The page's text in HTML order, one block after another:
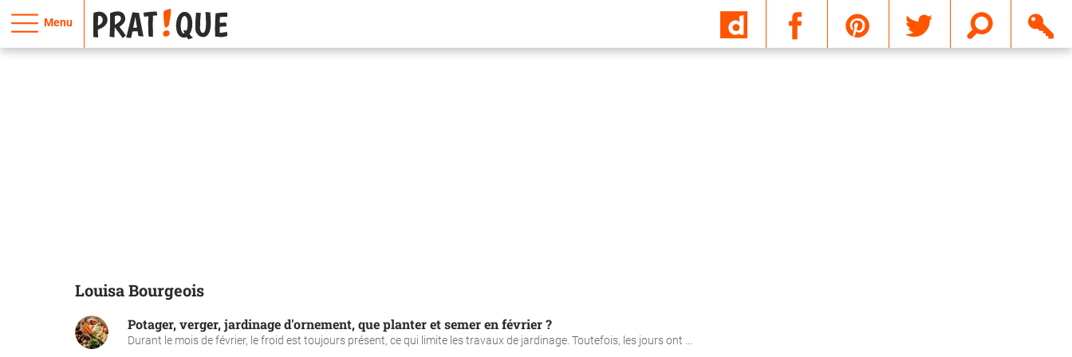
Menu
Louisa Bourgeois
Potager, verger, jardinage d'ornement, que planter et semer en février ?
Durant le mois de février, le froid est toujours présent, ce qui limite les travaux de jardinage. Toutefois, les jours ont ...